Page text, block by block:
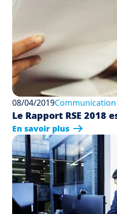
08/04/2019
Le Rapport RSE 2018
En savoir plus